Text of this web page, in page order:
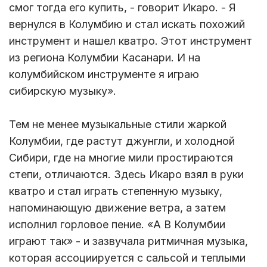
смог тогда его купить, - говорит Икаро. - Я
вернулся в Колумбию и стал искать похожий
инструмент и нашел кватро. Этот инструмент
из региона Колумбии Касанари. И на
колумбийском инструменте я играю
сибирскую музыку».
Тем не менее музыкальные стили жаркой
Колумбии, где растут джунгли, и холодной
Сибири, где на многие мили простираются
степи, отличаются. Здесь Икаро взял в руки
кватро и стал играть степенную музыку,
напоминающую движение ветра, а затем
исполнил горловое пение. «А В Колумбии
играют так» - и зазвучала ритмичная музыка,
которая ассоциируется с сальсой и теплыми